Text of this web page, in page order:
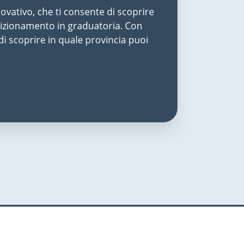
che ti consente di scoprire
in graduatoria. Con
scoprire in quale provincia puoi